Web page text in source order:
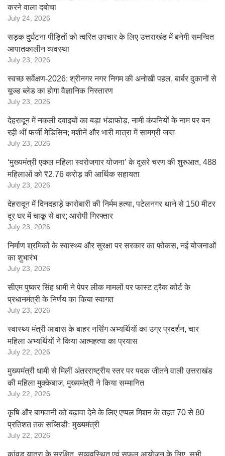
करने वाला दबोचा
July 24, 2026
सड़क दुर्घटना पीड़ितों को त्वरित उपचार के लिए उत्तराखंड में बनेगी समन्वित
आपातकालीन व्यवस्था
July 23, 2026
स्वच्छ सर्वेक्षण-2026: श्रीनगर नगर निगम की अनोखी पहल, बार्बर दुकानों से
यूज्ड ब्लेड का होगा वैज्ञानिक निस्तारण
July 23, 2026
देहरादून में नकली दवाइयों का बड़ा भंडाफोड़, नामी कंपनियों के नाम पर बन
रही थीं फर्जी मेडिसिन; मशीनें और भारी मात्रा में सामग्री जब्त
July 23, 2026
‘मुख्यमंत्री एकल महिला स्वरोजगार योजना’ के दूसरे चरण की शुरुआत, 488
महिलाओं को ₹2.76 करोड़ की आर्थिक सहायता
July 23, 2026
देहरादून में दिनदहाड़े कारोबारी की निर्मम हत्या, पटेलनगर थाने से 150 मीटर
दूर घर में चाकू से वार; आरोपी गिरफ्तार
July 23, 2026
निर्माण श्रमिकों के स्वास्थ्य और सुरक्षा पर सरकार का फोकस, नई योजनाओं
का शुभारंभ
July 23, 2026
सीएम पुष्कर सिंह धामी ने पेपर लीक मामलों पर फास्ट ट्रैक कोर्ट के
प्रधानमंत्री के निर्णय का किया स्वागत
July 23, 2026
स्वास्थ्य मंत्री आवास के बाहर नर्सिंग अभ्यर्थियों का उग्र प्रदर्शन, चार
महिला अभ्यर्थियों ने किया आत्महत्या का प्रयास
July 22, 2026
मुख्यमंत्री धामी से मिलीं अंतरराष्ट्रीय स्तर पर पदक जीतने वाली उत्तराखंड
की महिला मुक्केबाज, मुख्यमंत्री ने किया सम्मानित
July 22, 2026
कृषि और बागवानी को बढ़ावा देने के लिए एप्पल मिशन के तहत 70 से 80
प्रतिशत तक सब्सिडीः मुख्यमंत्री
July 22, 2026
कांवड़ यात्रा के सुरक्षित, सुव्यवस्थित एवं सफल आयोजन के लिए सभी